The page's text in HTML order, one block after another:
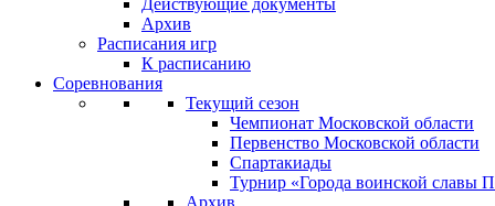
Действующие документы
Архив
Расписания игр
К расписанию
Соревнования
Текущий сезон
Чемпионат Московской области
Первенство Московской области
Спартакиады
Турнир «Города воинской славы
Архив